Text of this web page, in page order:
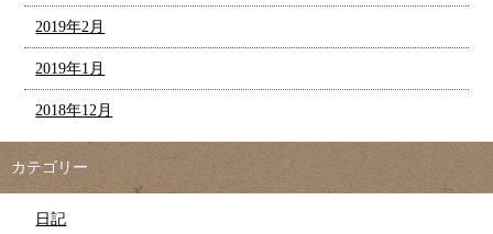
2019年2月
2019年1月
2018年12月
カテゴリー
日記